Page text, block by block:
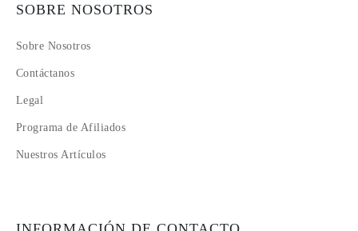
SOBRE NOSOTROS
Sobre Nosotros
Contáctanos
Legal
Programa de Afiliados
Nuestros Artículos